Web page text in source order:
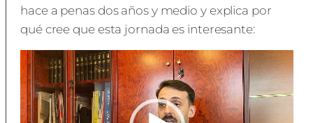
hace a penas dos años y medio y explica por
qué cree que esta jornada es interesante:
Reproductor
de
vídeo